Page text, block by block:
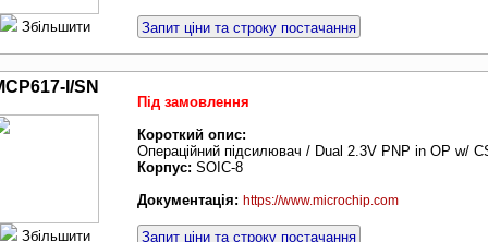
Збільшити Запит ціни та строку постачання
I/SN
Збільшити
Під замовлення
Короткий опис:
Операційний підсилювач / Dual 2.3V PNP in OP w/
Корпус: SOIC-8
Документація: https://www.microchip.com
Запит ціни та строку постачання